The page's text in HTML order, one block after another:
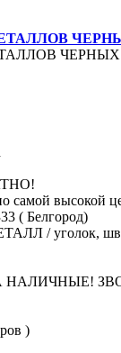
ЧЕРНЫХ
самой высокой
( Белгород)
/ уголок,
)